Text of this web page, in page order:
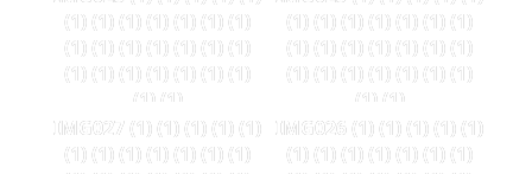
(1) (1) (1) (1) (1) (1) (1)
(1) (1) (1) (1) (1) (1) (1)
(1) (1) (1) (1) (1) (1) (1)
(1) (1)
(1) (1) (1) (1) (1) (1) (1)
(1) (1) (1) (1) (1) (1) (1)
(1) (1) (1) (1) (1) (1) (1)
(1) (1)
IMG027 (1) (1) (1) (1) (1)
(1) (1) (1) (1) (1) (1) (1)
IMG026 (1) (1) (1) (1) (1)
(1) (1) (1) (1) (1) (1) (1)